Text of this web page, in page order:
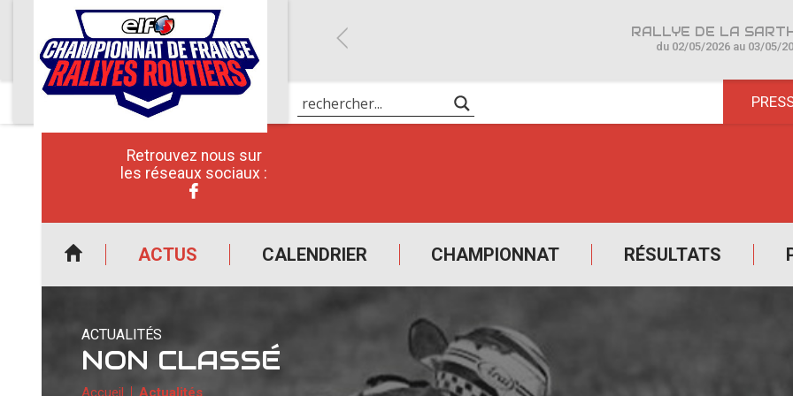
Retrouvez nous sur
les réseaux sociaux :
ACTUS CALENDRIER CHAMPIONNAT RÉSULTATS
du 02/05/2026 au 03/05/
ACTUALITÉS
NON CLASSÉ
Accueil
Actualités